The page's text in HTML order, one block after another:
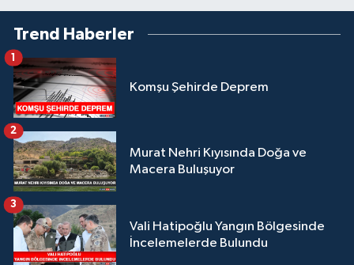
Trend Haberler
Komşu Şehirde Deprem
1
Murat Nehri Kıyısında Doğa ve
Macera Buluşuyor
2
Vali Hatipoğlu Yangın Bölgesinde
İncelemelerde Bulundu
3